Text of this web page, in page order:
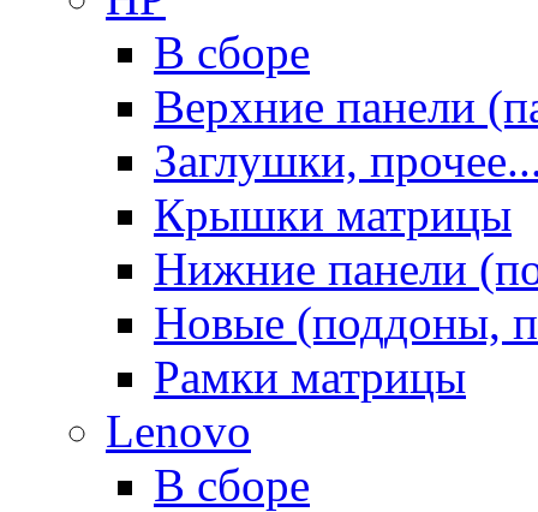
В сборе
Верхние панели
Заглушки,
Крышки матрицы
Нижние панели
Новые (поддоны,
Рамки матрицы
Lenovo
В сборе